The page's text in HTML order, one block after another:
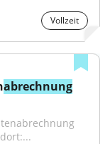
Vollzeit
abrechnung